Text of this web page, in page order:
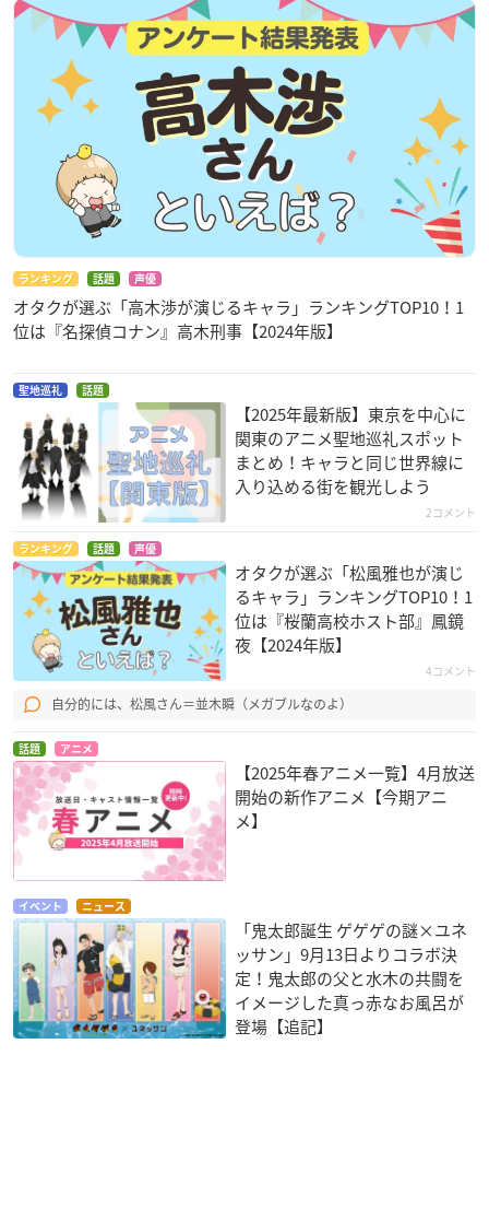
ランキング 話題 声優
オタクが選ぶ「高木渉が演じるキャラ」ランキングTOP10！1
位は『名探偵コナン』高木刑事【2024年版】
聖地巡礼 話題
【2025年最新版】東京を中心に
関東のアニメ聖地巡礼スポット
まとめ！キャラと同じ世界線に
入り込める街を観光しよう
2コメント
ランキング 話題 声優
オタクが選ぶ「松風雅也が演じ
るキャラ」ランキングTOP10！1
位は『桜蘭高校ホスト部』鳳鏡
夜【2024年版】
4コメント
自分的には、松風さん＝並木瞬（メガブルなのよ）
話題 アニメ
【2025年春アニメ一覧】4月放送
開始の新作アニメ【今期アニ
メ】
イベント ニュース
「鬼太郎誕生 ゲゲゲの謎×ユネ
ッサン」9月13日よりコラボ決
定！鬼太郎の父と水木の共闘を
イメージした真っ赤なお風呂が
登場【追記】